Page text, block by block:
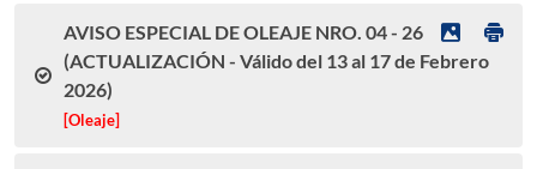
AVISO ESPECIAL DE OLEAJE NRO. 04 - 26
(ACTUALIZACIÓN - Válido del 13 al 17 de Febrero
2026)
[Oleaje]